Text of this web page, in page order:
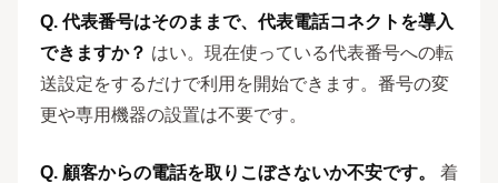
Q. 代表番号はそのままで、代表電話コネクトを導入
できますか？ はい。現在使っている代表番号への転
送設定をするだけで利用を開始できます。番号の変
更や専用機器の設置は不要です。
Q. 顧客からの電話を取りこぼさないか不安です。
着